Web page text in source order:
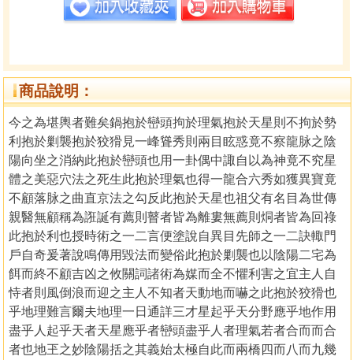
商品說明：
今之為堪輿者難矣鍋抱於巒頭拘於理氣抱於天星則不拘於勢
利抱於剿襲抱於狡猾見一峰聳秀則兩目眩惑竟不察龍脉之陰
陽向坐之消納此抱於巒頭也用一卦偶中諏自以為神竟不究星
體之美惡穴法之死生此抱於理氣也得一龍合六秀如獲異寶竟
不顧落脉之曲直京法之勾反此抱於天星也祖父有名目為世傳
親醫無顧稱為誑誕有薦則瞽者皆為離婁無薦則烔者皆為回祿
此抱於利也授時術之一二言便塗說自異目先師之一二訣輙門
戶自奇爰著說鳴傳用毀法而變俗此抱於剿襲也以陰陽二宅為
餌而終不顧吉凶之攸關詞諸術為媒而全不懼利害之宜主人自
恃者則風倒浪而迎之主人不知者天動地而嚇之此抱於狡猾也
乎地理難言爾夫地理一日通詳三才星起乎天分野應乎地作用
盡乎人起乎天者天星應乎者巒頭盡乎人者理氣若者合而而合
者也地玊之妙陰陽括之其義始太極自此而兩橋四而八而九幾